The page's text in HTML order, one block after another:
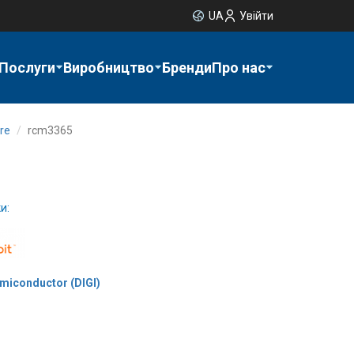
UA Увійти
Виробництво БрендиПро нас
rcm3365
(DIGI)